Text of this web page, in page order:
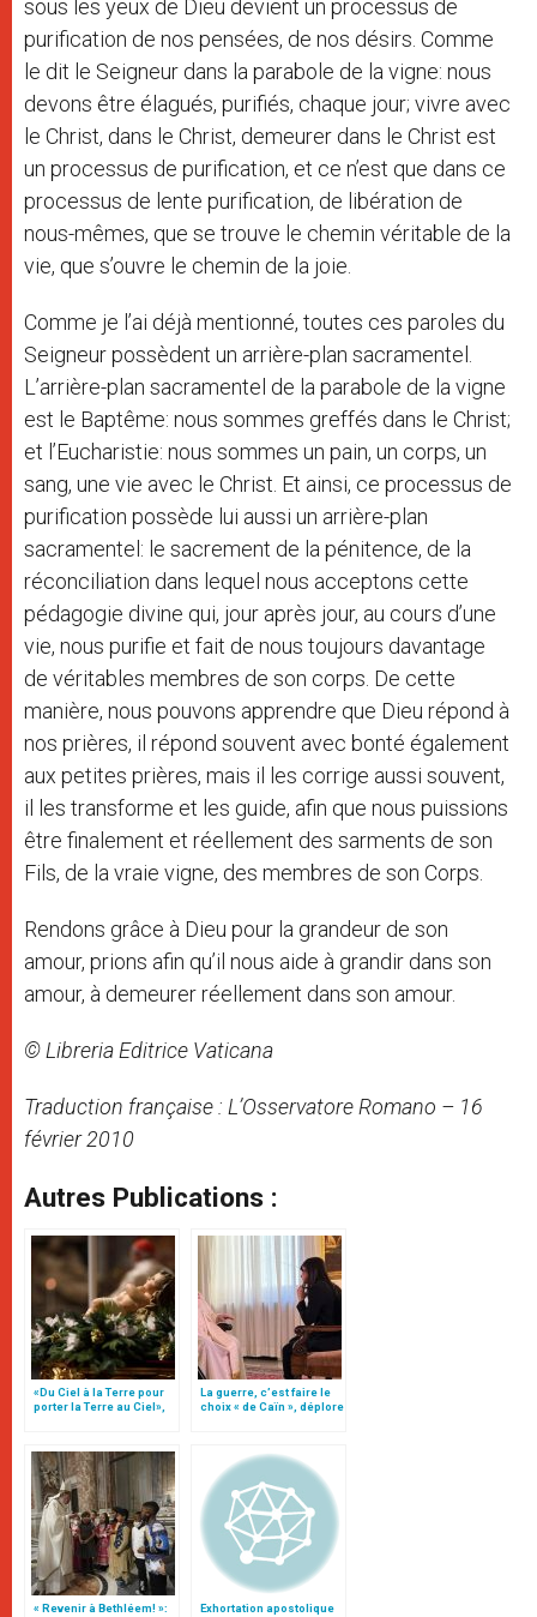
sous les yeux de Dieu devient un processus de
purification de nos pensées, de nos désirs. Comme
le dit le Seigneur dans la parabole de la vigne: nous
devons être élagués, purifiés, chaque jour; vivre avec
le Christ, dans le Christ, demeurer dans le Christ est
un processus de purification, et ce n’est que dans ce
processus de lente purification, de libération de
nous-mêmes, que se trouve le chemin véritable de la
vie, que s’ouvre le chemin de la joie.
Comme je l’ai déjà mentionné, toutes ces paroles du
Seigneur possèdent un arrière-plan sacramentel.
L’arrière-plan sacramentel de la parabole de la vigne
est le Baptême: nous sommes greffés dans le Christ;
et l’Eucharistie: nous sommes un pain, un corps, un
sang, une vie avec le Christ. Et ainsi, ce processus de
purification possède lui aussi un arrière-plan
sacramentel: le sacrement de la pénitence, de la
réconciliation dans lequel nous acceptons cette
pédagogie divine qui, jour après jour, au cours d’une
vie, nous purifie et fait de nous toujours davantage
de véritables membres de son corps. De cette
manière, nous pouvons apprendre que Dieu répond à
nos prières, il répond souvent avec bonté également
aux petites prières, mais il les corrige aussi souvent,
il les transforme et les guide, afin que nous puissions
être finalement et réellement des sarments de son
Fils, de la vraie vigne, des membres de son Corps.
Rendons grâce à Dieu pour la grandeur de son
amour, prions afin qu’il nous aide à grandir dans son
amour, à demeurer réellement dans son amour.
© Libreria Editrice Vaticana
Traduction française : L’Osservatore Romano – 16
février 2010
Autres Publications :
«Du Ciel à la Terre pour
porter la Terre au Ciel»,
La guerre, c’est faire le
choix « de Caïn », déplore
« Revenir à Bethléem! »:
Exhortation apostolique